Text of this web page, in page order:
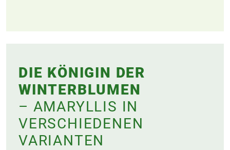
DIE KÖNIGIN DER
WINTERBLUMEN
– AMARYLLIS IN
VERSCHIEDENEN
VARIANTEN